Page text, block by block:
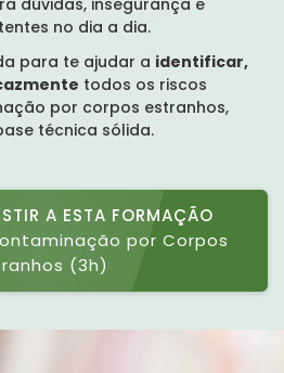
no dia a dia.
para te ajudar a identificar,
todos os riscos
por corpos estranhos,
técnica sólida.
A ESTA FORMAÇÃO
por Corpos
(3h)